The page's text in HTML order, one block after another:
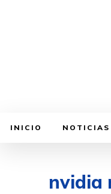
INICIO NOTICIAS
nvidia